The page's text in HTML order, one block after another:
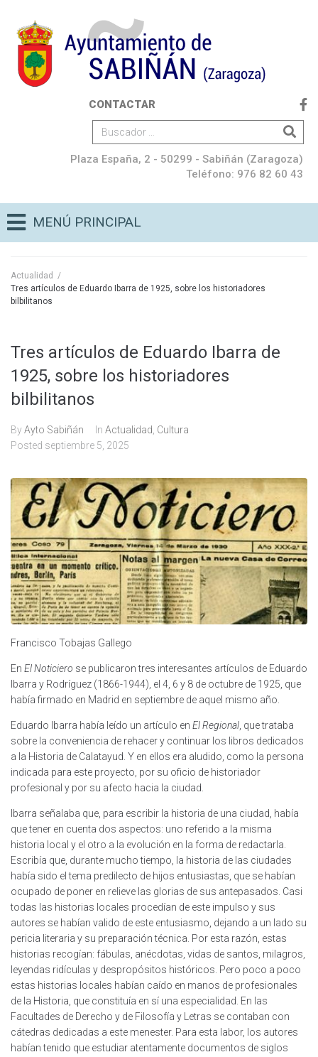
CONTACTAR
Plaza España, 2 - 50299 - Sabiñán (Zaragoza)
Teléfono: 976 82 60 43
MENÚ PRINCIPAL
Actualidad /
Tres artículos de Eduardo Ibarra de 1925, sobre los historiadores
bilbilitanos
Tres artículos de Eduardo Ibarra de
1925, sobre los historiadores
bilbilitanos
ByAyto Sabiñán In Actualidad Cultura
Posted septiembre 5, 2025
Francisco Tobajas Gallego
En El Noticiero se publicaron tres interesantes artículos de Eduardo
Ibarra y Rodríguez (1866-1944), el 4, 6 y 8 de octubre de 1925, que
había firmado en Madrid en septiembre de aquel mismo año.
Eduardo Ibarra había leído un artículo en El Regional , que trataba
sobre la conveniencia de rehacer y continuar los libros dedicados
a la Historia de Calatayud. Y en ellos era aludido, como la persona
indicada para este proyecto, por su oficio de historiador
profesional y por su afecto hacia la ciudad.
Ibarra señalaba que, para escribir la historia de una ciudad, había
que tener en cuenta dos aspectos: uno referido a la misma
historia local y el otro a la evolución en la forma de redactarla.
Escribía que, durante mucho tiempo, la historia de las ciudades
había sido el tema predilecto de hijos entusiastas, que se habían
ocupado de poner en relieve las glorias de sus antepasados. Casi
todas las historias locales procedían de este impulso y sus
autores se habían valido de este entusiasmo, dejando a un lado su
pericia literaria y su preparación técnica. Por esta razón, estas
historias recogían: fábulas, anécdotas, vidas de santos, milagros,
leyendas ridículas y despropósitos históricos. Pero poco a poco
estas historias locales habían caído en manos de profesionales
de la Historia, que constituía en sí una especialidad. En las
Facultades de Derecho y de Filosofía y Letras se contaban con
cátedras dedicadas a este menester. Para esta labor, los autores
habían tenido que estudiar atentamente documentos de siglos